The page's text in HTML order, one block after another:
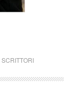
SCRITTORI